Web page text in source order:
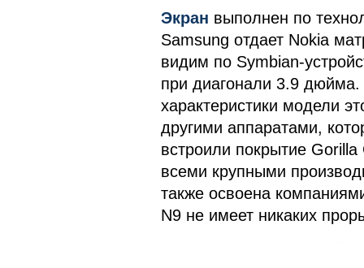
Экран выполнен по
Samsung отдает Nokia
видим по Symbian-
при диагонали 3.9
характеристики модели
другими аппаратами,
встроили покрытие
всеми крупными
также освоена
N9 не имеет никаких